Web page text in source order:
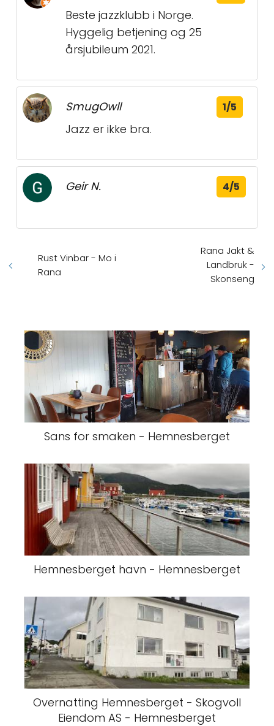
Beste jazzklubb i Norge.
Hyggelig betjening og 25
årsjubileum 2021.
SmugOwll 1/5
Jazz er ikke bra.
Geir N. 4/5
Rust Vinbar - Mo i
Rana
Rana Jakt &
Landbruk -
Skonseng
Sans for smaken - Hemnesberget
Hemnesberget havn - Hemnesberget
Overnatting Hemnesberget - Skogvoll
Eiendom AS - Hemnesberget